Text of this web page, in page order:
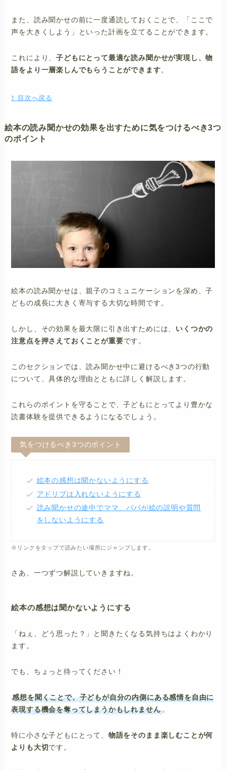
また、読み聞かせの前に一度通読しておくことで、「ここで
声を大きくしよう」といった計画を立てることができます。
これにより、子どもにとって最適な読み聞かせが実現し、物
語をより一層楽しんでもらうことができます。
⇧ 目次へ戻る
絵本の読み聞かせの効果を出すために気をつけるべき3つ
のポイント
絵本の読み聞かせは、親子のコミュニケーションを深め、子
どもの成長に大きく寄与する大切な時間です。
しかし、その効果を最大限に引き出すためには、 いくつかの
注意点を押さえておくことが重要です。
このセクションでは、読み聞かせ中に避けるべき3つの行動
について、具体的な理由とともに詳しく解説します。
これらのポイントを守ることで、子どもにとってより豊かな
読書体験を提供できるようになるでしょう。
気をつけるべき3つのポイント
絵本の感想は聞かないようにする
アドリブは入れないようにする
読み聞かせの途中でママ、パパが絵の説明や質問
をしないようにする
※リンクをタップで読みたい場所にジャンプします。
さあ、一つずつ解説していきますね。
絵本の感想は聞かないようにする
「ねぇ、どう思った？」と聞きたくなる気持ちはよくわかり
ます。
でも、ちょっと待ってください！
感想を聞くことで、子どもが自分の内側にある感情を自由に
表現する機会を奪ってしまうかもしれません。
特に小さな子どもにとって、 物語をそのまま楽しむことが何
よりも大切 です。